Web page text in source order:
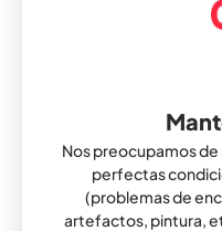
Nos preocupamos
perfectas
(problemas de
artefactos, pintura,